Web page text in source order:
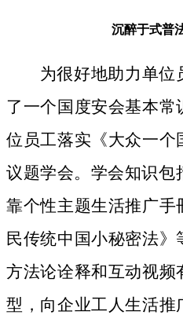
沉醉于式普
为很好地助力单位
了一个国度安会基本
位员工落实《大众一个
议题学会。学会知识包
靠个性主题生活推广手
民传统中国小秘密法》
方法论诠释和互动视
型，向企业工人生活推